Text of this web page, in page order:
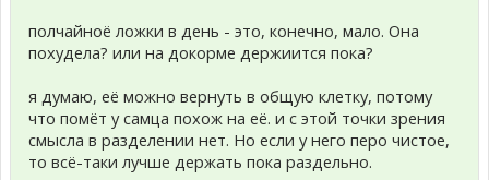
полчайноё ложки в день - это, конечно, мало. Она
похудела? или на докорме держиится пока?
я думаю, её можно вернуть в общую клетку, потому
что помёт у самца похож на её. и с этой точки зрения
смысла в разделении нет. Но если у него перо чистое,
то всё-таки лучше держать пока раздельно.